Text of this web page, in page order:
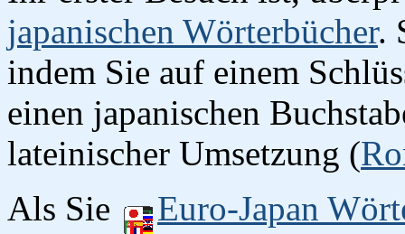
japanischen Wörterbücher.
indem Sie auf einem
einen japanischen
lateinischer Umsetzung (
Als Sie
Euro-Japan